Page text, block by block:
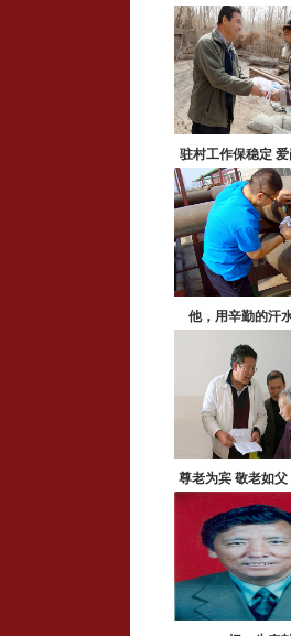
驻村工作保稳定
发展
他，用辛勤的汗
尊老为宾 敬老如父
爱托起一片夕